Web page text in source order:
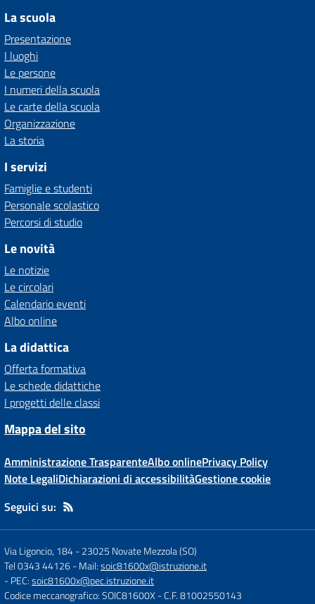
La scuola
Presentazione
I luoghi
Le persone
I numeri della scuola
Le carte della scuola
Organizzazione
La storia
I servizi
Famiglie e studenti
Personale scolastico
Percorsi di studio
Le novità
Le notizie
Le circolari
Calendario eventi
Albo online
La didattica
Offerta formativa
Le schede didattiche
I progetti delle classi
Mappa del sito
Amministrazione TrasparenteAlbo onlinePrivacy Policy
Note LegaliDichiarazioni di accessibilitàGestione cookie
Seguici su:
Via Ligoncio, 184-23025 Novate Mezzola (SO)
Tel 0343 44126- Mail:soic81600x@istruzione.it
- PEC:soic81600x@pec.istruzione.it
Codice meccanografico: SOIC81600X- C.F. 81002550143